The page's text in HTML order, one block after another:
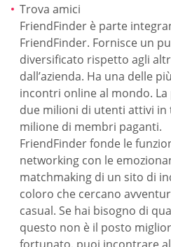
Trova amici
FriendFinder è parte
FriendFinder. Fornisce un
diversificato rispetto agli
dall’azienda. Ha una delle
incontri online al mondo.
due milioni di utenti attivi
milione di membri paganti.
FriendFinder fonde le
networking con le
matchmaking di un sito di
coloro che cercano
casual. Se hai bisogno di
questo non è il posto